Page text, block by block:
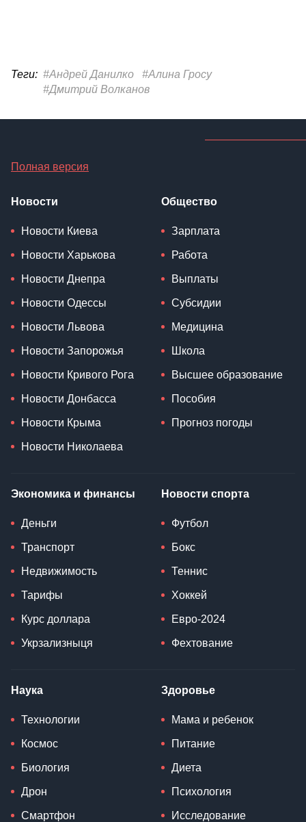
Теги: #Андрей Данилко
#Алина Гросу
#Дмитрий Волканов
Полная версия
Новости
Новости Киева
Новости Харькова
Новости Днепра
Новости Одессы
Новости Львова
Новости Запорожья
Новости Кривого Рога
Новости Донбасса
Новости Крыма
Новости Николаева
Общество
Зарплата
Работа
Выплаты
Субсидии
Медицина
Школа
Высшее образование
Пособия
Прогноз погоды
Экономика и финансы
Деньги
Транспорт
Недвижимость
Тарифы
Курс доллара
Укрзализныця
Новости спорта
Футбол
Бокс
Теннис
Хоккей
Евро-2024
Фехтование
Наука
Технологии
Космос
Биология
Дрон
Смартфон
Здоровье
Мама и ребенок
Питание
Диета
Психология
Исследование